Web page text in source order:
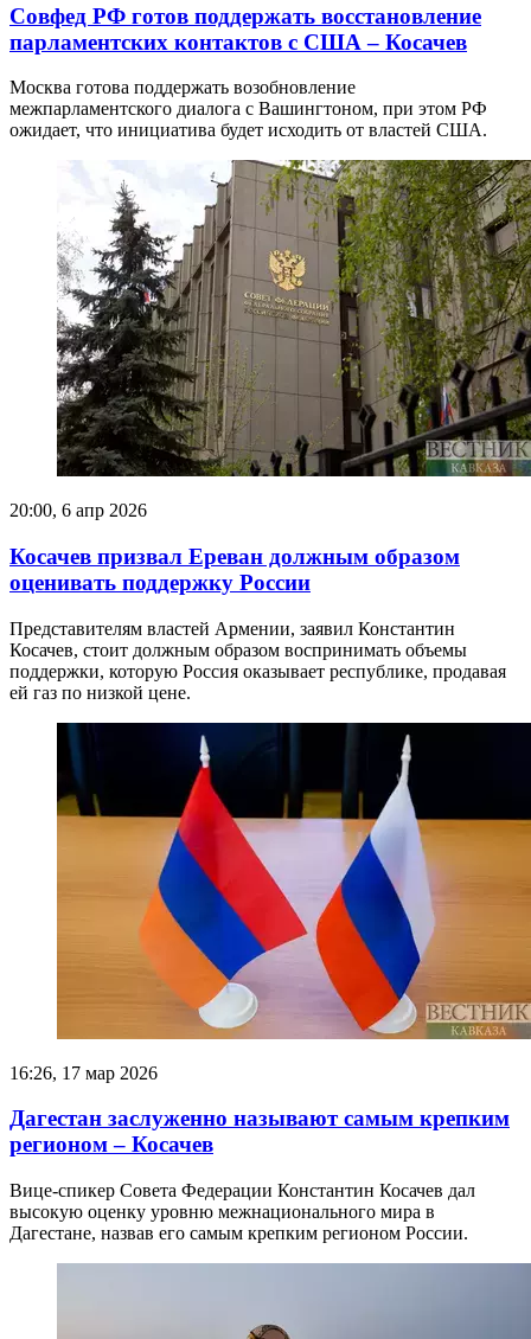
Совфед РФ готов поддержать восстановление
парламентских контактов с США – Косачев
Москва готова поддержать возобновление
межпарламентского диалога с Вашингтоном, при этом РФ
ожидает, что инициатива будет исходить от властей США.
20:00, 6 апр 2026
Косачев призвал Ереван должным образом
оценивать поддержку России
Представителям властей Армении, заявил Константин
Косачев, стоит должным образом воспринимать объемы
поддержки, которую Россия оказывает республике, продавая
ей газ по низкой цене.
16:26, 17 мар 2026
Дагестан заслуженно называют самым крепким
регионом – Косачев
Вице-спикер Совета Федерации Константин Косачев дал
высокую оценку уровню межнационального мира в
Дагестане, назвав его самым крепким регионом России.